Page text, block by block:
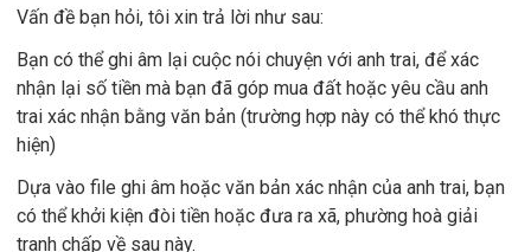
Vấn đề bạn hỏi, tôi xin trả lời như sau:
Bạn có thể ghi âm lại cuộc nói chuyện với anh trai, để xác
nhận lại số tiền mà bạn đã góp mua đất hoặc yêu cầu anh
trai xác nhận bằng văn bản (trường hợp này có thể khó thực
hiện)
Dựa vào file ghi âm hoặc văn bản xác nhận của anh trai, bạn
có thể khởi kiện đòi tiền hoặc đưa ra xã, phường hoà giải
tranh chấp về sau này.